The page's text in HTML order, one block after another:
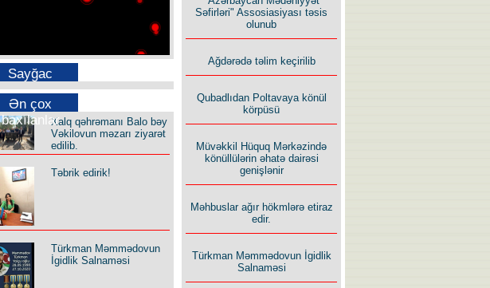
Sayğac
Ən çox
baxılanlarXalq qəhrəmanı Balo bəy
Vəkilovun məzarı ziyarət
edilib.
Təbrik edirik!
Türkman Məmmədovun
İgidlik Salnaməsi
Səfirləri" Assosiasiyası təsis
olunub
Ağdərədə təlim keçirilib
Qubadlıdan Poltavaya könül
körpüsü
Müvəkkil Hüquq Mərkəzində
könüllülərin əhatə dairəsi
genişlənir
Məhbuslar ağır hökmlərə etiraz
edir.
Türkman Məmmədovun İgidlik
Salnaməsi